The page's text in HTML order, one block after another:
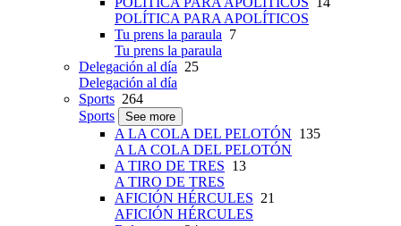
POLÍTICA PARA APOLÍTICOS
Tu prens la paraula 7
Tu prens la paraula
Delegación al día 25
Delegación al día
Sports 264
Sports
See more
A LA COLA DEL PELOTÓN 135
A LA COLA DEL PELOTÓN
A TIRO DE TRES 13
A TIRO DE TRES
AFICIÓN HÉRCULES 21
AFICIÓN HÉRCULES